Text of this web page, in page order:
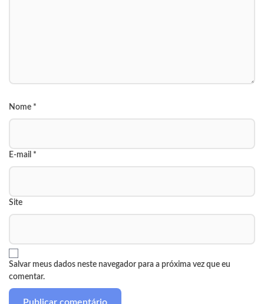
Nome *
E-mail *
Site
Salvar meus dados neste navegador para a próxima vez que eu
comentar.